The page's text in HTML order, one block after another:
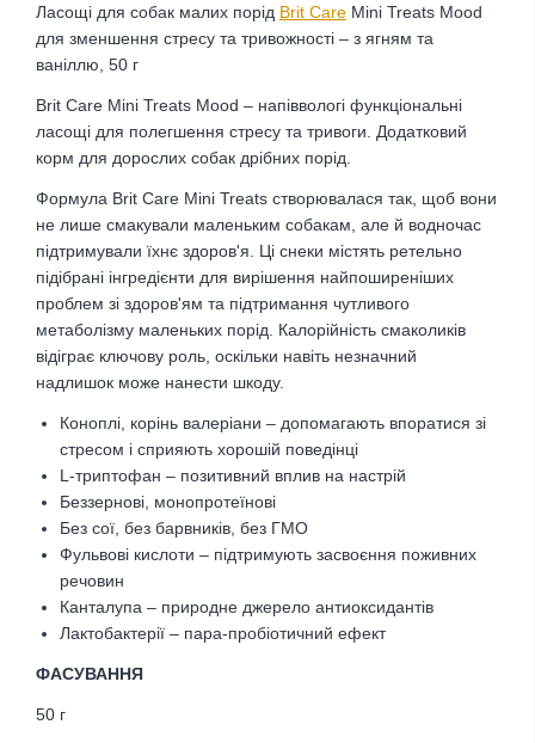
Ласощі для собак малих порід Brit Care Mini Treats Mood
для зменшення стресу та тривожності – з ягням та
ваніллю, 50 г
Brit Care Mini Treats Mood – напіввологі функціональні
ласощі для полегшення стресу та тривоги. Додатковий
корм для дорослих собак дрібних порід.
Формула Brit Care Mini Treats створювалася так, щоб вони
не лише смакували маленьким собакам, але й водночас
підтримували їхнє здоров'я. Ці снеки містять ретельно
підібрані інгредієнти для вирішення найпоширеніших
проблем зі здоров'ям та підтримання чутливого
метаболізму маленьких порід. Калорійність смаколиків
відіграє ключову роль, оскільки навіть незначний
надлишок може нанести шкоду.
Коноплі, корінь валеріани – допомагають впоратися зі
стресом і сприяють хорошій поведінці
L-триптофан – позитивний вплив на настрій
Беззернові, монопротеїнові
Без сої, без барвників, без ГМО
Фульвові кислоти – підтримують засвоєння поживних
речовин
Канталупа – природне джерело антиоксидантів
Лактобактерії – пара-пробіотичний ефект
ФАСУВАННЯ
50 г